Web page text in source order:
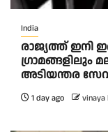
India
രാജ്യത്ത്
ഗ്രാമങ്ങളിലും
അടിയന്തര
1 day ago vinaya